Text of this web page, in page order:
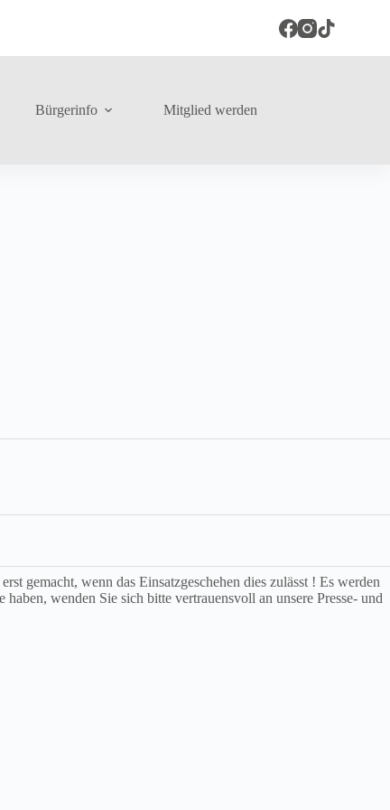
Bürgerinfo Mitglied werden
gemacht, wenn das Einsatzgeschehen dies zulässt ! Es werden
wenden Sie sich bitte vertrauensvoll an unsere Presse- und